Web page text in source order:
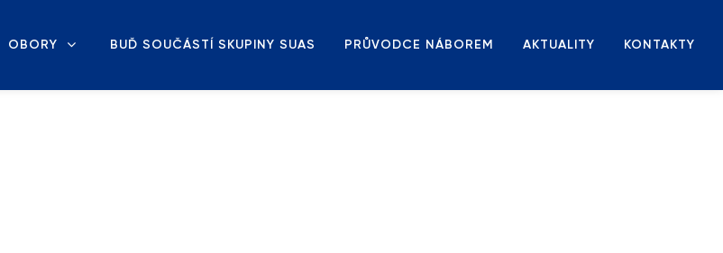
OBORY BUĎ SOUČÁSTÍ SKUPINY SUAS PRŮVODCE NÁBOREM AKTUALITY KONTAKTY